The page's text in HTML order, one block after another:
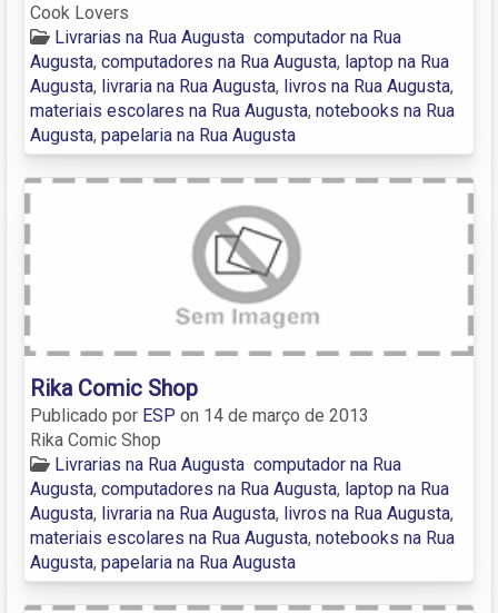
Cook Lovers
Livrarias na Rua Augusta computador na Rua
Augusta, computadores na Rua Augusta, laptop na Rua
Augusta, livraria na Rua Augusta, livros na Rua Augusta,
materiais escolares na Rua Augusta, notebooks na Rua
Augusta, papelaria na Rua Augusta
Rika Comic Shop
Publicado por ESP on 14 de março de 2013
Rika Comic Shop
Livrarias na Rua Augusta computador na Rua
Augusta, computadores na Rua Augusta, laptop na Rua
Augusta, livraria na Rua Augusta, livros na Rua Augusta,
materiais escolares na Rua Augusta, notebooks na Rua
Augusta, papelaria na Rua Augusta